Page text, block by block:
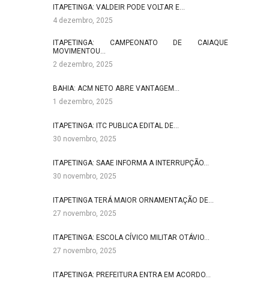
ITAPETINGA: VALDEIR PODE VOLTAR E…
4 dezembro, 2025
ITAPETINGA: CAMPEONATO DE CAIAQUE
MOVIMENTOU…
2 dezembro, 2025
BAHIA: ACM NETO ABRE VANTAGEM…
1 dezembro, 2025
ITAPETINGA: ITC PUBLICA EDITAL DE…
30 novembro, 2025
ITAPETINGA: SAAE INFORMA A INTERRUPÇÃO…
30 novembro, 2025
ITAPETINGA TERÁ MAIOR ORNAMENTAÇÃO DE…
27 novembro, 2025
ITAPETINGA: ESCOLA CÍVICO MILITAR OTÁVIO…
27 novembro, 2025
ITAPETINGA: PREFEITURA ENTRA EM ACORDO…